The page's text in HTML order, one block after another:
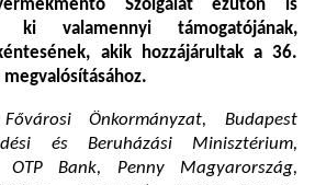
Szolgálat ezúton is
ki valamennyi támogatójának,
akik hozzájárultak a 36.
Önkormányzat, Budapest
és Beruházási Minisztérium,
OTP Bank, Penny Magyarország,